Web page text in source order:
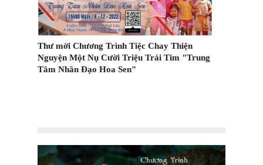
Thư mời Chương Trình Tiệc Chay Thiện
Nguyện Một Nụ Cười Triệu Trái Tim "Trung
Tâm Nhân Đạo Hoa Sen"